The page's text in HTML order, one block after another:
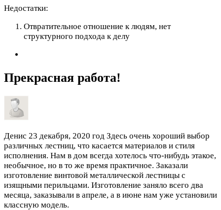
Недостатки:
Отвратительное отношение к людям, нет
структурного подхода к делу
Прекрасная работа!
Денис 23 декабря, 2020 год Здесь очень хороший выбор
различных лестниц, что касается материалов и стиля
исполнения. Нам в дом всегда хотелось что-нибудь этакое,
необычное, но в то же время практичное. Заказали
изготовление винтовой металлической лестницы с
изящными перильцами. Изготовление заняло всего два
месяца, заказывали в апреле, а в июне нам уже установили
классную модель.